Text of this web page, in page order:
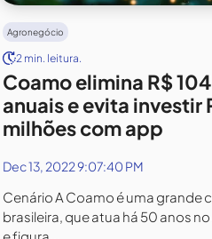
Agronegócio
2 min. leitura.
Coamo elimina R$
anuais e evita investir
milhões com app
Dec 13, 2022 9:07:40 PM
Cenário A Coamo é uma grande
brasileira, que atua há 50 anos